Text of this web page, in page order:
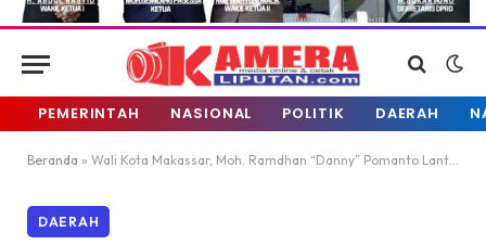
PEMERINTAH NASIONAL POLITIK DAERAH
Beranda » Wali Kota Makassar, Moh. Ramdhan “Danny” Pomanto Lantik Pejabat Eselon II dan III, Ini Daftar Lengkapnya
DAERAH